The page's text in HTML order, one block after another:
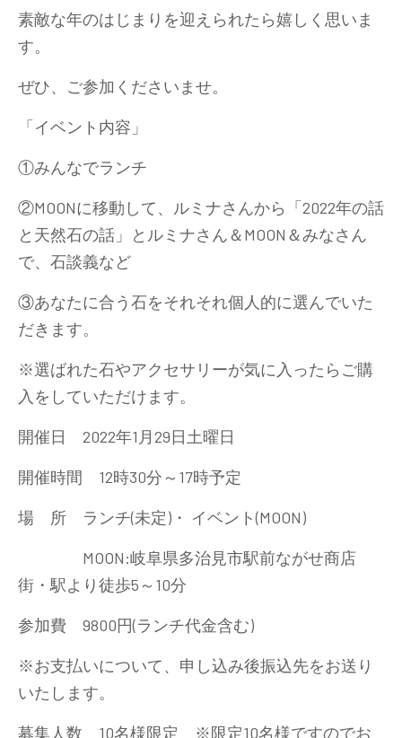
素敵な年のはじまりを迎えられたら嬉しく思いま
す。
ぜひ、ご参加くださいませ。
「イベント内容」
①みんなでランチ
②MOONに移動して、ルミナさんから「2022年の話
と天然石の話」とルミナさん＆MOON＆みなさん
で、石談義など
③あなたに合う石をそれそれ個人的に選んでいた
だきます。
※選ばれた石やアクセサリーが気に入ったらご購
入をしていただけます。
開催日 2022年1月29日土曜日
開催時間 12時30分～17時予定
場 所 ランチ(未定)・ イベント(MOON)
MOON:岐阜県多治見市駅前ながせ商店
街・駅より徒歩5～10分
参加費 9800円(ランチ代金含む)
※お支払いについて、申し込み後振込先をお送り
いたします。
募集人数 10名様限定 ※限定10名様ですのでお